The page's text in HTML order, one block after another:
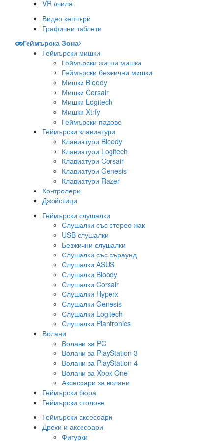
VR очила
Видео кепчъри
Графични таблети
Геймърска Зона
Геймърски мишки
Геймърски жични мишки
Геймърски безжични мишки
Мишки Bloody
Мишки Corsair
Мишки Logitech
Мишки Xtrfy
Геймърски падове
Геймърски клавиатури
Клавиатури Bloody
Клавиатури Logitech
Клавиатури Corsair
Клавиатури Genesis
Клавиатури Razer
Контролери
Джойстици
Геймърски слушалки
Слушалки със стерео жак
USB слушалки
Безжични слушалки
Слушалки със съраунд
Слушалки ASUS
Слушалки Bloody
Слушалки Corsair
Слушалки Hyperx
Слушалки Genesis
Слушалки Logitech
Слушалки Plantronics
Волани
Волани за PC
Волани за PlayStation 3
Волани за PlayStation 4
Волани за Xbox One
Аксесоари за волани
Геймърски бюра
Геймърски столове
Геймърски аксесоари
Дрехи и аксесоари
Фигурки